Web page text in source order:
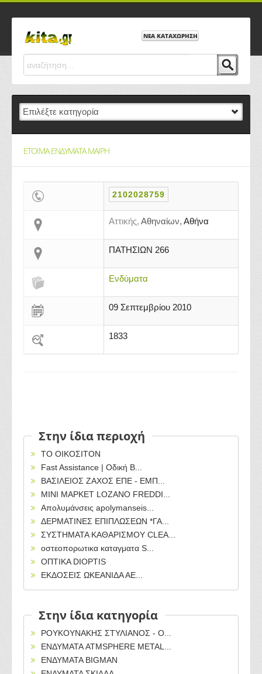
ΝΕΑ ΚΑΤΑΧΩΡΗΣΗ
ΕΤΟΙΜΑ ΕΝΔΥΜΑΤΑ ΜΑΙΡΗ
2102028759
Αττικής, Αθηναίων, Αθήνα
ΠΑΤΗΣΙΩΝ 266
Ενδύματα
09 Σεπτεμβρίου 2010
1833
Στην ίδια περιοχή
ΤΟ ΟΙΚΟΣΙΤΟΝ
Fast Assistance | Οδική Β...
ΒΑΣΙΛΕΙΟΣ ΖΑΧΟΣ ΕΠΕ - ΕΜΠ...
ΜΙΝΙ ΜΑΡΚΕΤ LOZANO FREDDI...
Απολυμάνσεις apolymanseis...
ΔΕΡΜΑΤΙΝΕΣ ΕΠΙΠΛΩΣΕΩΝ *ΓΑ...
ΣΥΣΤΗΜΑΤΑ ΚΑΘΑΡΙΣΜΟΥ CLEA...
οστεοπορωτικα καταγματα S...
ΟΠΤΙΚΑ DIOPTIS
ΕΚΔΟΣΕΙΣ ΩΚΕΑΝΙΔΑ ΑΕ...
Στην ίδια κατηγορία
ΡΟΥΚΟΥΝΑΚΗΣ ΣΤΥΛΙΑΝΟΣ - Ο...
ΕΝΔΥΜΑΤΑ ATMSPHERE METAL...
ΕΝΔΥΜΑΤΑ BIGMAN